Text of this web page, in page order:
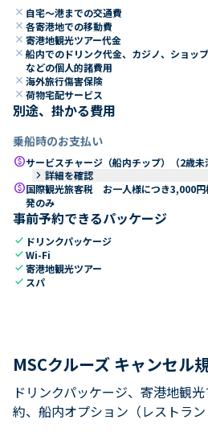
close 自宅～港までの交通費
close 各寄港地での移動費
close 寄港地観光ツアー代金
close 船内でのドリンク代金、カジノ、ショッ
などの個人的諸費用
close 海外旅行傷害保険
close 荷物宅配サービス
別途、掛かる費用
乗船時のお支払い
paidサービスチャージ（船内チップ）（2歳未
keyboard_arrow_right 詳細を確認
paid国際観光旅客税 お一人様につき3,000
発のみ
事前予約できるパッケージ
check ドリンクパッケージ
checkWi-Fi
check寄港地観光ツアー
check スパ
MSCクルーズ キャンセル
ドリンクパッケージ、寄港地観
約、船内オプション（レストラン